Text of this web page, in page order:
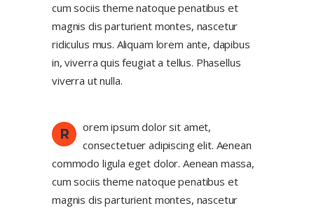
cum sociis theme natoque penatibus et
magnis dis parturient montes, nascetur
ridiculus mus. Aliquam lorem ante, dapibus
in, viverra quis feugiat a tellus. Phasellus
viverra ut nulla.
R
orem ipsum dolor sit amet,
consectetuer adipiscing elit. Aenean
commodo ligula eget dolor. Aenean massa,
cum sociis theme natoque penatibus et
magnis dis parturient montes, nascetur